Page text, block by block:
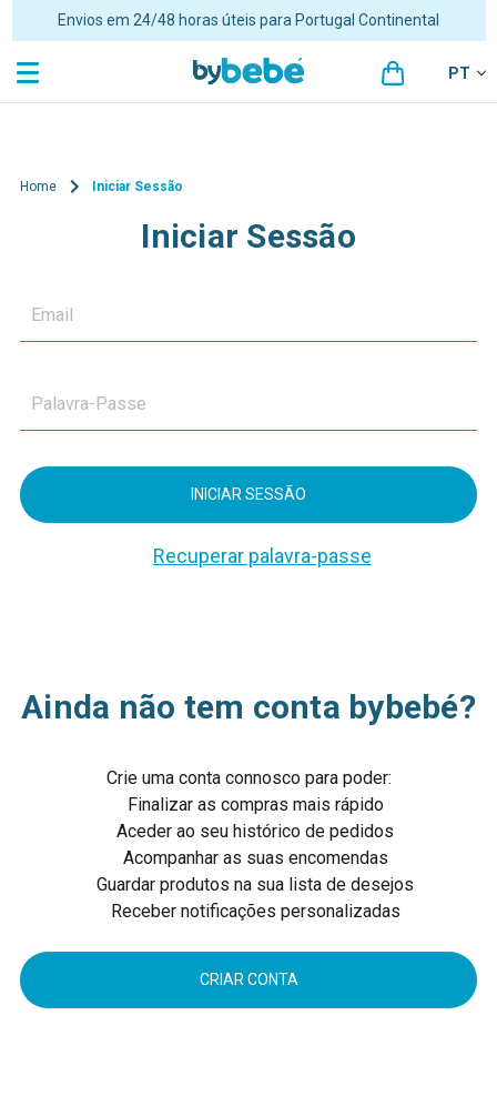
Envios em 24/48 horas úteis para Portugal Continental
PT
Home Iniciar Sessão
Iniciar Sessão
Recuperar palavra-passe
Ainda não tem conta bybebé?
Crie uma conta connosco para poder:
Finalizar as compras mais rápido
Aceder ao seu histórico de pedidos
Acompanhar as suas encomendas
Guardar produtos na sua lista de desejos
Receber notificações personalizadas
CRIAR CONTA